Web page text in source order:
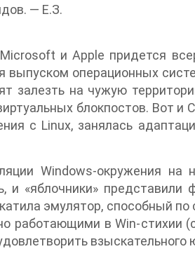
— Е.З.
и Apple придется
операционных
залезть на чужую
блокпостов. Вот и
с Linux, занялась
Windows-окружения
и «яблочники»
эмулятор, способный
работающими в Win-стихии
взыскательного